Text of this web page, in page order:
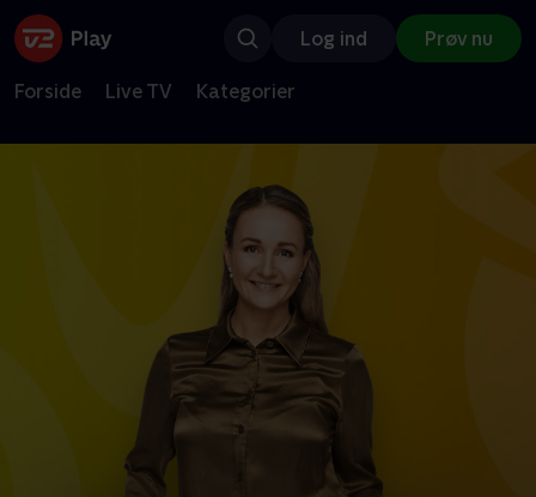
Log ind Prøv nu
Forside Live TV Kategorier